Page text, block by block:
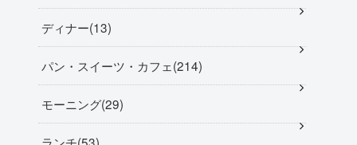
ディナー 13
パン・スイーツ・カフェ 214
モーニング 29